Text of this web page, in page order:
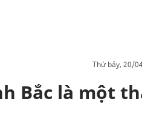
thứ bảy, 20/
Bắc là một